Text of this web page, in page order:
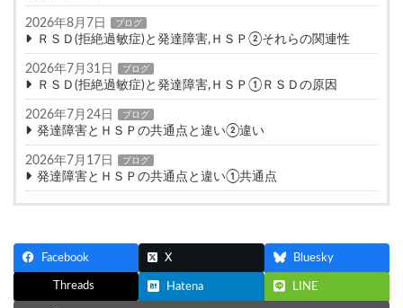
2026年8月7日 ブログ
ＲＳＤ(拒絶過敏症)と発達障害,ＨＳＰ②それらの関連性
2026年7月31日 ブログ
ＲＳＤ(拒絶過敏症)と発達障害,ＨＳＰ①ＲＳＤの原因
2026年7月24日 ブログ
発達障害とＨＳＰの共通点と違い②違い
2026年7月17日 ブログ
発達障害とＨＳＰの共通点と違い①共通点
Facebook X Bluesky
Threads Hatena LINE